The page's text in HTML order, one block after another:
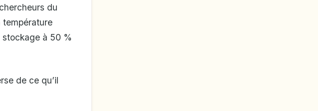
du
température
stockage à 50 %
de ce qu’il